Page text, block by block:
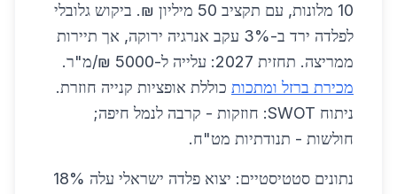
10 מלונות, עם תקציב 50 מיליון ₪. ביקוש גלובלי
לפלדה ירד ב-3% עקב אנרגיה ירוקה, אך תיירות
ממריצה. תחזית 2027: עלייה ל-5000 ₪/מ"ר.
מכירת ברזל ומתכות כוללת אופציות קנייה חוזרת.
ניתוח SWOT: חוזקות - קרבה לנמל חיפה;
חולשות - תנודתיות מט"ח.
נתונים סטטיסטיים: יצוא פלדה ישראלי עלה 18%